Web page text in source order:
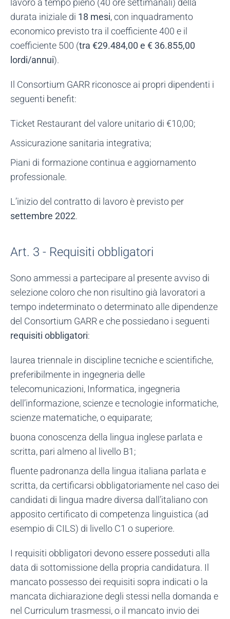
lavoro a tempo pieno (40 ore settimanali) della
durata iniziale di 18 mesi, con inquadramento
economico previsto tra il coefficiente 400 e il
coefficiente 500 (tra €29.484,00 e € 36.855,00
lordi/annui).
Il Consortium GARR riconosce ai propri dipendenti i
seguenti benefit:
Ticket Restaurant del valore unitario di €10,00;
Assicurazione sanitaria integrativa;
Piani di formazione continua e aggiornamento
professionale.
L’inizio del contratto di lavoro è previsto per
settembre 2022.
Art. 3 - Requisiti obbligatori
Sono ammessi a partecipare al presente avviso di
selezione coloro che non risultino già lavoratori a
tempo indeterminato o determinato alle dipendenze
del Consortium GARR e che possiedano i seguenti
requisiti obbligatori:
laurea triennale in discipline tecniche e scientifiche,
preferibilmente in ingegneria delle
telecomunicazioni, Informatica, ingegneria
dell’informazione, scienze e tecnologie informatiche,
scienze matematiche, o equiparate;
buona conoscenza della lingua inglese parlata e
scritta, pari almeno al livello B1;
fluente padronanza della lingua italiana parlata e
scritta, da certificarsi obbligatoriamente nel caso dei
candidati di lingua madre diversa dall’italiano con
apposito certificato di competenza linguistica (ad
esempio di CILS) di livello C1 o superiore.
I requisiti obbligatori devono essere posseduti alla
data di sottomissione della propria candidatura. Il
mancato possesso dei requisiti sopra indicati o la
mancata dichiarazione degli stessi nella domanda e
nel Curriculum trasmessi, o il mancato invio dei